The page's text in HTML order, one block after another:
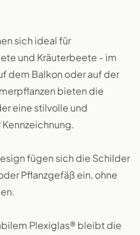
sich ideal für
und Kräuterbeete - im
dem Balkon oder auf der
bieten die
eine stilvolle und
fügen sich die Schilder
Pflanzgefäß ein, ohne
Plexiglas® bleibt die